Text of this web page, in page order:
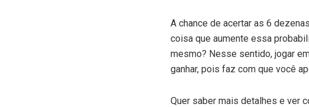
A chance de acertar as 6
coisa que aumente essa
mesmo? Nesse sentido, jogar
ganhar, pois faz com que você
Quer saber mais detalhes e ver